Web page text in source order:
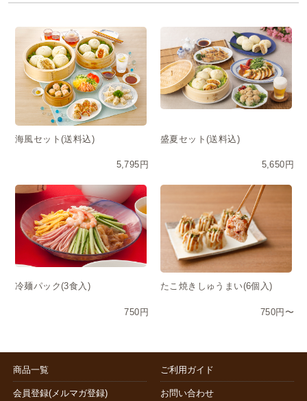
海風セット(送料込)
5,795円
盛夏セット(送料込)
5,650円
冷麺パック(3食入)
750円
たこ焼きしゅうまい(6個入)
750円〜
商品一覧
会員登録(メルマガ登録)
ご利用ガイド
お問い合わせ